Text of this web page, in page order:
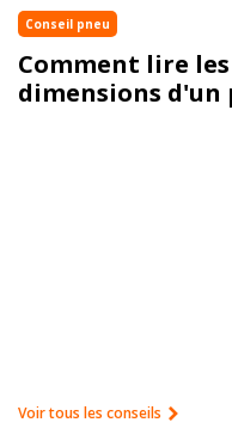
Conseil pneu
Comment lire les
dimensions d'un
Voir tous les conseils